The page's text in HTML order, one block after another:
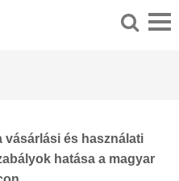
és használati
hatása a magyar